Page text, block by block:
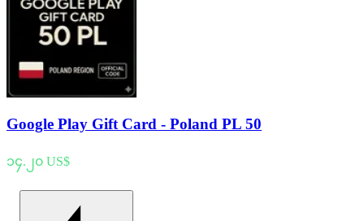
Google Play Gift Card - Poland PL 50
၁၄.၂၀ US$